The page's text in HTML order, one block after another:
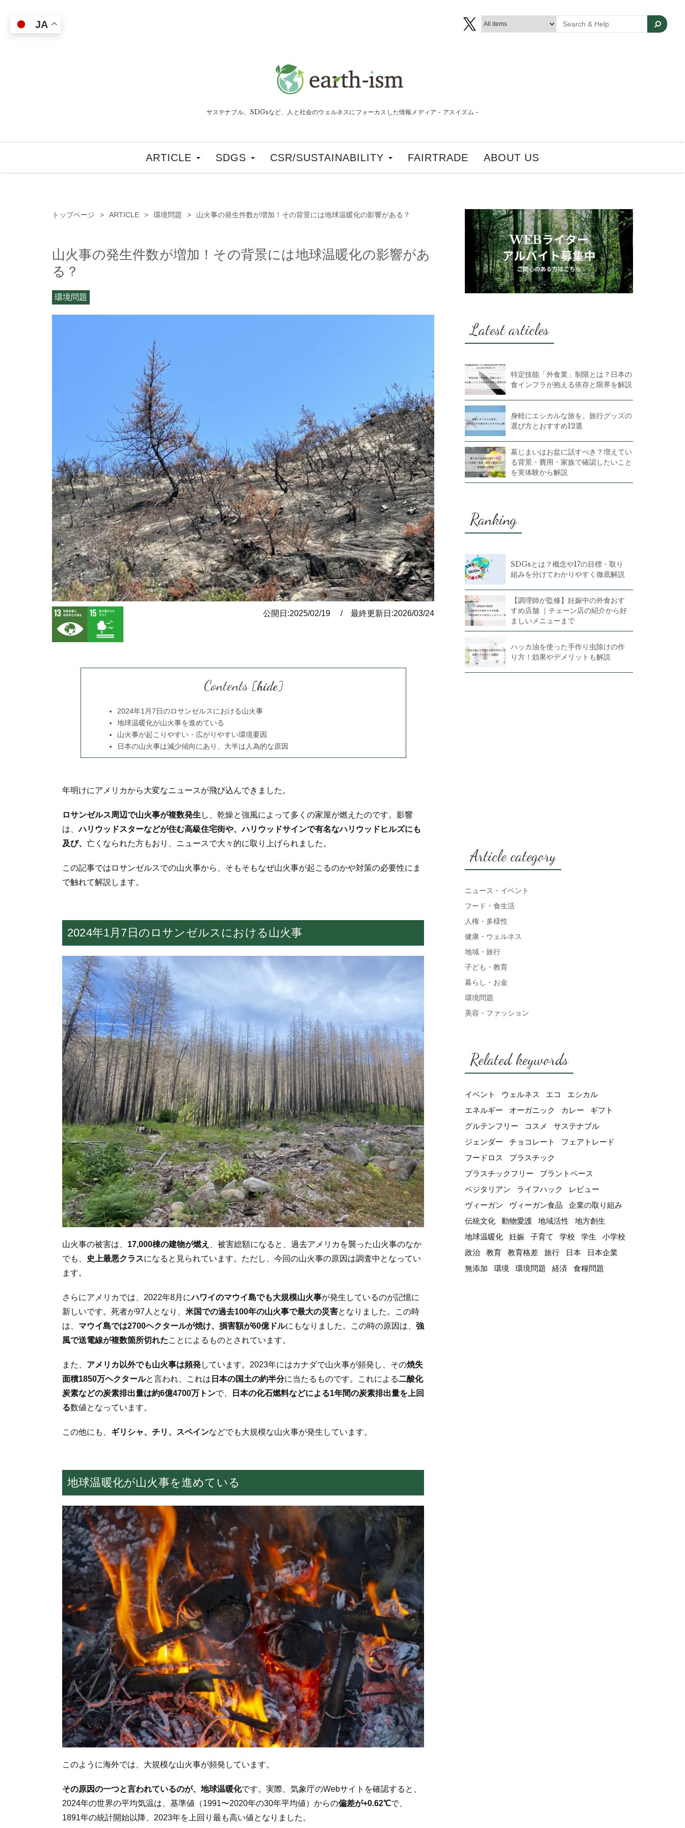
サステナブル、SDGsなど、人と社会のウェルネスにフォーカスした情報メディア - アスイズム -
ARTICLE SDGS CSR/SUSTAINABILITY FAIRTRADE ABOUT US
トップページ ARTICLE 環境問題 山火事の発生件数が増加！その背景には地球温暖化の影響がある？
山火事の発生件数が増加！その背景には地球温暖化の影響があ
る？
環境問題
公開日:2025/02/19 / 最終更新日:2026/03/24
Contents [hide]
2024年1月7日のロサンゼルスにおける山火事
地球温暖化が山火事を進めている
山火事が起こりやすい・広がりやすい環境要因
日本の山火事は減少傾向にあり、大半は人為的な原因
年明けにアメリカから大変なニュースが飛び込んできました。
ロサンゼルス周辺で山火事が複数発生 し、乾燥と強風によって多くの家屋が燃えたのです。影響
は、ハリウッドスターなどが住む高級住宅街や、ハリウッドサインで有名なハリウッドヒルズにも
及び、 亡くなられた方もおり、ニュースで大々的に取り上げられました。
この記事ではロサンゼルスでの山火事から、そもそもなぜ山火事が起こるのかや対策の必要性にま
で触れて解説します。
2024年1月7日のロサンゼルスにおける山火事
山火事の被害は、 17,000棟の建物が燃え
、被害総額になると、過去アメリカを襲った山火事のなか
でも、
史上最悪クラスになると見られています。ただし、今回の山火事の原因は調査中となってい
ます。
さらにアメリカでは、2022年8月にハワイのマウイ島でも大規模山火事が発生しているのが記憶に
新しいです。死者が97人となり、 米国での過去100年の山火事で最大の災害となりました。この時
は、 マウイ島では2700ヘクタールが焼け、損害額が60億ドルにもなりました。この時の原因は、 強
風で送電線が複数箇所切れたことによるものとされています。
また、 アメリカ以外でも山火事は頻発しています。2023年にはカナダで山火事が頻発し、その焼失
面積1850万ヘクタールと言われ、これは 日本の国土の約半分に当たるものです。これによる二酸化
炭素などの炭素排出量は約6億4700万トンで、 日本の化石燃料などによる1年間の炭素排出量を上回
る数値となっています。
この他にも、 ギリシャ、チリ、スペインなどでも大規模な山火事が発生しています。
地球温暖化が山火事を進めている
このように海外では、大規模な山火事が頻発しています。
その原因の一つと言われているのが、地球温暖化です。実際、気象庁のWebサイトを確認すると、
2024年の世界の平均気温は、基準値（1991〜2020年の30年平均値）からの偏差が+0.62℃で、
1891年の統計開始以降、2023年を上回り最も高い値となりました。
Latest articles
特定技能「外食業」制限とは？日本の
食インフラが抱える依存と限界を解説
身軽にエシカルな旅を。旅行グッズの
選び方とおすすめ12選
墓じまいはお盆に話すべき？増えてい
る背景・費用・家族で確認したいこと
を実体験から解説
Ranking
SDGsとは？概念や17の目標・取り
組みを分けてわかりやすく徹底解説
【調理師が監修】妊娠中の外食おす
すめ店舗 ｜チェーン店の紹介から好
ましいメニューまで
ハッカ油を使った手作り虫除けの作
り方！効果やデメリットも解説
Article category
ニュース・イベント
フード・食生活
人権・多様性
健康・ウェルネス
地域・旅行
子ども・教育
暮らし・お金
環境問題
美容・ファッション
Related keywords
イベント ウェルネス エコ
エシカル
エネルギー
オーガニック カレー
ギフト
グルテンフリー
コスメ
サステナブル
ジェンダー
チョコレート
フェアトレード
フードロス
プラスチック
プラスチックフリー
プラントベース
ベジタリアン
ライフハック
レビュー
ヴィーガン
ヴィーガン食品
企業の取り組み
伝統文化
動物愛護 地域活性
地方創生
地球温暖化
妊娠 子育て 学校 学生
小学校
政治
教育 教育格差 旅行 日本
日本企業
無添加
環境 環境問題 経済 食糧問題
JA